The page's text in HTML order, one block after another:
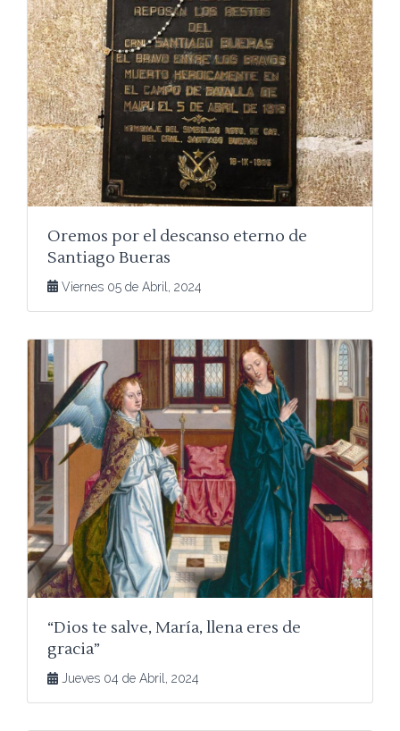
Oremos por el descanso eterno de
Santiago Bueras
Viernes 05 de Abril, 2024
“Dios te salve, María, llena eres de
gracia”
Jueves 04 de Abril, 2024